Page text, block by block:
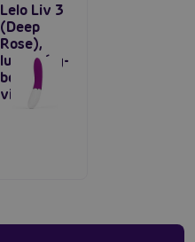
Lelo Liv 3
(Deep
Rose),
luxusný g-
bod
vibrátor